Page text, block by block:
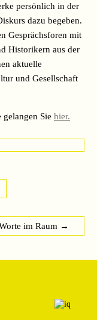
persönlich in der
dazu begeben.
Gesprächsforen mit
Historikern aus der
aktuelle
und Gesellschaft
Sie hier.
im Raum →